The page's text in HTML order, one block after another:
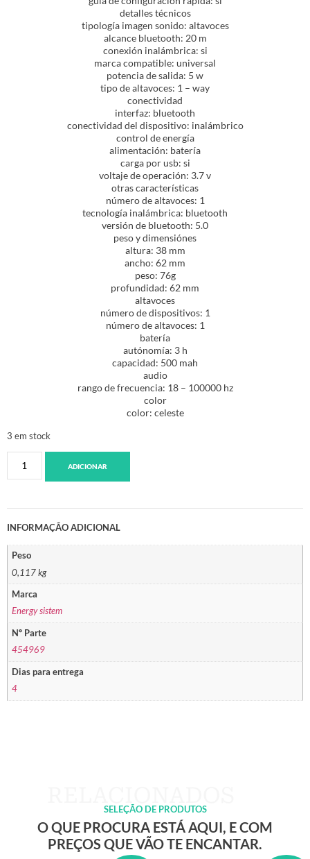
detalles técnicos
tipología imagen sonido: altavoces
alcance bluetooth: 20 m
conexión inalámbrica: si
marca compatible: universal
potencia de salida: 5 w
tipo de altavoces: 1 – way
conectividad
interfaz: bluetooth
conectividad del dispositivo: inalámbrico
control de energía
alimentación: batería
carga por usb: si
voltaje de operación: 3.7 v
otras características
número de altavoces: 1
tecnología inalámbrica: bluetooth
versión de bluetooth: 5.0
peso y dimensiónes
altura: 38 mm
ancho: 62 mm
peso: 76g
profundidad: 62 mm
altavoces
número de dispositivos: 1
número de altavoces: 1
batería
autónomía: 3 h
capacidad: 500 mah
audio
rango de frecuencia: 18 – 100000 hz
color
color: celeste
3 em stock
ADICIONAR
INFORMAÇÃO ADICIONAL
Peso
0,117 kg
Marca
Energy sistem
Nº Parte
454969
Dias para entrega
4
SELEÇÃO DE PRODUTOS
O QUE PROCURA ESTÁ AQUI, E COM
PREÇOS QUE VÃO TE ENCANTAR.